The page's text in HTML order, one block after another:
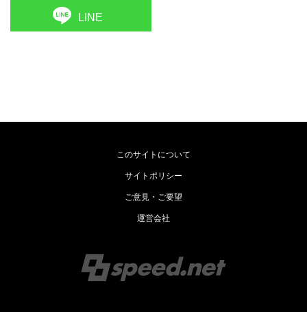
LINE
このサイトについて
サイトポリシー
ご意見・ご要望
運営会社